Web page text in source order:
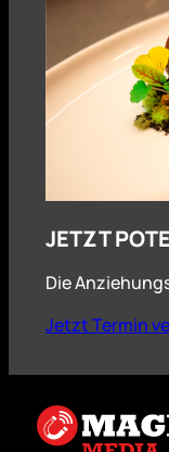
JETZT
Die
Jetzt Termin